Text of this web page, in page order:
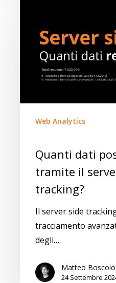
Web Analytics
Quanti dati
tramite il
tracking?
Il server side
tracciamento
degli…
Matteo Boscolo
24 Settembre